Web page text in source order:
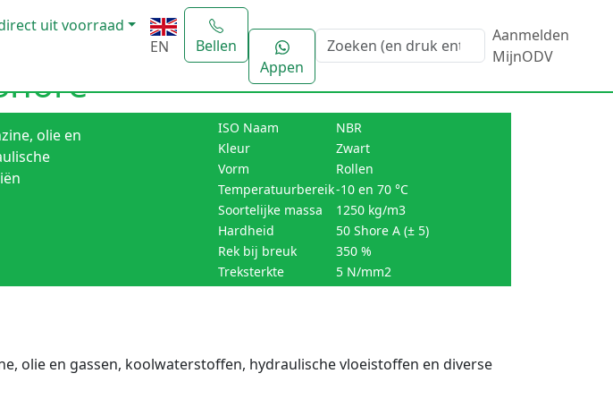
uit voorraad
EN
Bellen
Appen
Aanmelden
MijnODV
olie en
ISO Naam
NBR
Kleur
Zwart
Vorm
Rollen
Temperatuurbereik-10 en 70 °C
Soortelijke massa
1250 kg/m3
Hardheid
50 Shore A (± 5)
Rek bij breuk
350 %
Treksterkte
5 N/mm2
olie en gassen, koolwaterstoffen, hydraulische vloeistoffen en diverse